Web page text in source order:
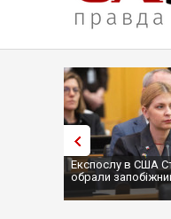
Експослу в США
обрали